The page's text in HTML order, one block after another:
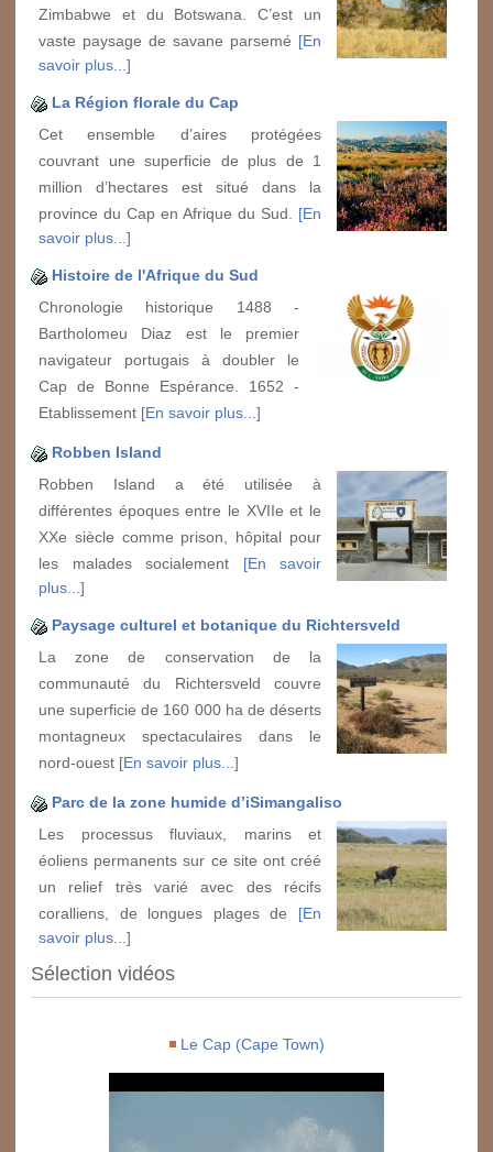
Zimbabwe et du Botswana. C’est un
vaste paysage de savane parsemé [En
savoir plus...]
La Région florale du Cap
Cet ensemble d’aires protégées
couvrant une superficie de plus de 1
million d’hectares est situé dans la
province du Cap en Afrique du Sud. [En
savoir plus...]
Histoire de l'Afrique du Sud
Chronologie historique 1488 -
Bartholomeu Diaz est le premier
navigateur portugais à doubler le
Cap de Bonne Espérance. 1652 -
Etablissement [En savoir plus...]
Robben Island
Robben Island a été utilisée à
différentes époques entre le XVIIe et le
XXe siècle comme prison, hôpital pour
les malades socialement [En savoir
plus...]
Paysage culturel et botanique du Richtersveld
La zone de conservation de la
communauté du Richtersveld couvre
une superficie de 160 000 ha de déserts
montagneux spectaculaires dans le
nord-ouest [En savoir plus...]
Parc de la zone humide d’iSimangaliso
Les processus fluviaux, marins et
éoliens permanents sur ce site ont créé
un relief très varié avec des récifs
coralliens, de longues plages de [En
savoir plus...]
Sélection vidéos
Le Cap (Cape Town)